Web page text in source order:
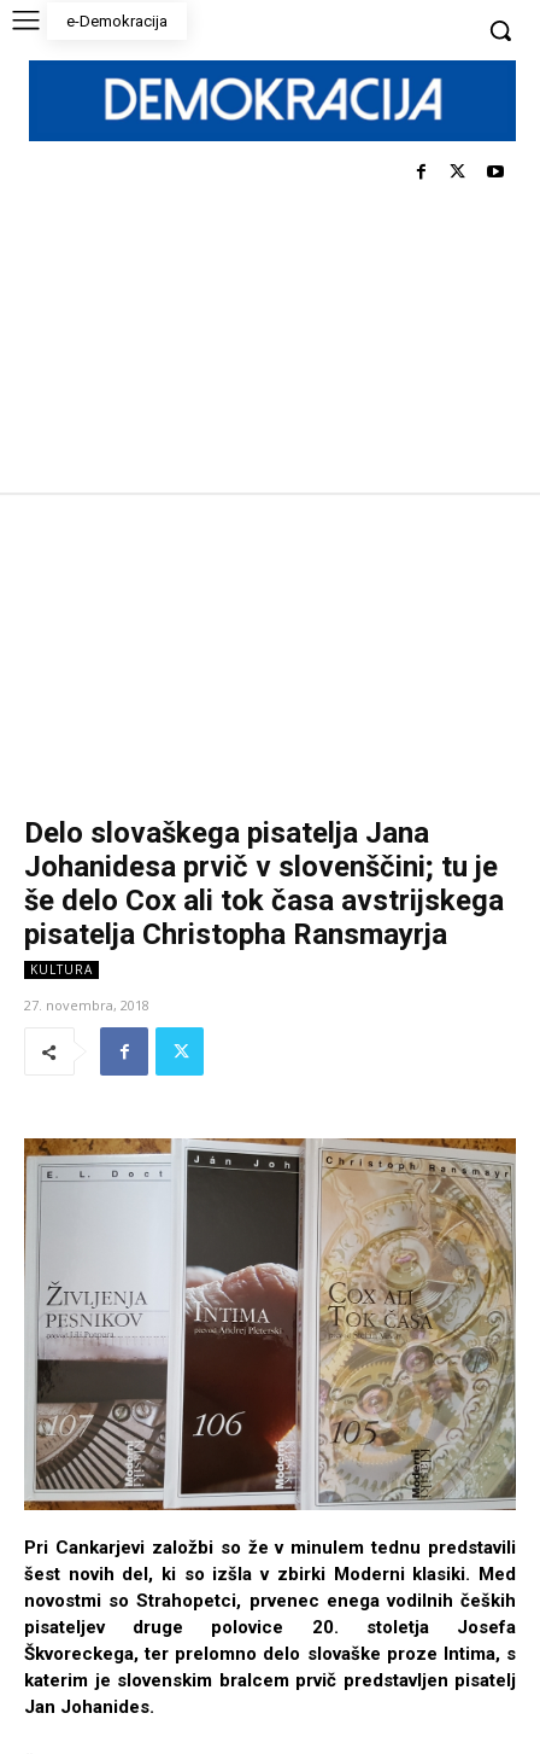
e-Demokracija
Delo slovaškega pisatelja Jana
Johanidesa prvič v slovenščini; tu je
še delo Cox ali tok časa avstrijskega
pisatelja Christopha Ransmayrja
KULTURA
27. novembra, 2018
Pri Cankarjevi založbi so že v minulem tednu predstavili
šest novih del, ki so izšla v zbirki Moderni klasiki. Med
novostmi so Strahopetci, prvenec enega vodilnih čeških
pisateljev druge polovice 20. stoletja Josefa
Škvoreckega, ter prelomno delo slovaške proze Intima, s
katerim je slovenskim bralcem prvič predstavljen pisatelj
Jan Johanides.